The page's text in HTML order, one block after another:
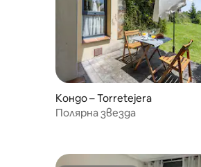
Кондо – Torretejera
Полярна звезда